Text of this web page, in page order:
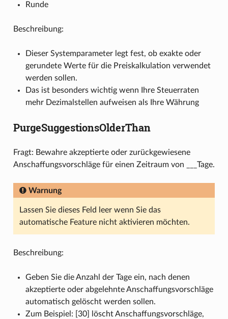
Runde
Beschreibung:
Dieser Systemparameter legt fest, ob exakte oder
gerundete Werte für die Preiskalkulation verwendet
werden sollen.
Das ist besonders wichtig wenn Ihre Steuerraten
mehr Dezimalstellen aufweisen als Ihre Währung
PurgeSuggestionsOlderThan
Fragt: Bewahre akzeptierte oder zurückgewiesene
Anschaffungsvorschläge für einen Zeitraum von ___Tage.
Warnung
Lassen Sie dieses Feld leer wenn Sie das
automatische Feature nicht aktivieren möchten.
Beschreibung:
Geben Sie die Anzahl der Tage ein, nach denen
akzeptierte oder abgelehnte Anschaffungsvorschläge
automatisch gelöscht werden sollen.
Zum Beispiel: [30] löscht Anschaffungsvorschläge,